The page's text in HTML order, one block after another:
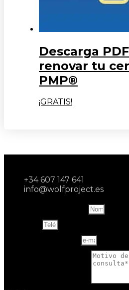
Descarga
renovar tu
PMP®
¡GRATIS!
+34 607 147 641
info@wolfproject.es